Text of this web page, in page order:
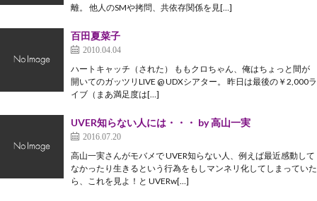
離。 他人のSMや拷問、共依存関係を見[…]
百田夏菜子
2010.04.04
ハートキャッチ（された） ももクロちゃん、俺はちょっと間が
開いてのガッツリLIVE @ UDXシアター。 昨日は最後の￥2,000ラ
イブ（まあ満足度は[…]
UVER知らない人には・・・ by 高山一実
2016.07.20
高山一実さんがモバメで UVER知らない人、例えば最近感動して
なかったり生きるという行為をもしマンネリ化してしまっていた
ら、これを見よ！と UVERw[…]